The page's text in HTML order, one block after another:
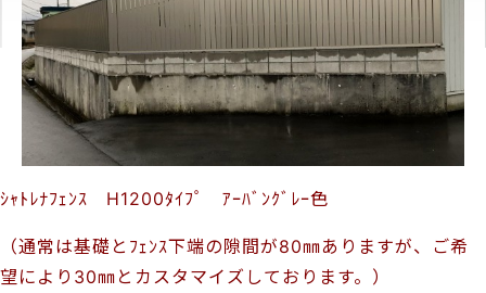
ｼｬﾄﾚﾅﾌｪﾝｽ H1200ﾀｲﾌﾟ ｱｰﾊﾞﾝｸﾞﾚｰ色
（通常は基礎とﾌｪﾝｽ下端の隙間が80㎜ありますが、ご希
望により30㎜とカスタマイズしております。）